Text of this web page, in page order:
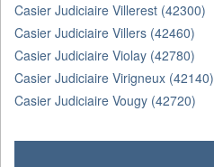
Casier Judiciaire Villerest (42300)
Casier Judiciaire Villers (42460)
Casier Judiciaire Violay (42780)
Casier Judiciaire Virigneux (42140)
Casier Judiciaire Vougy (42720)